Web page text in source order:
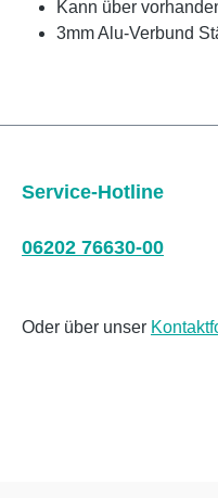
Kann über
3mm Alu-Verbund
Service-Hotline
06202 76630-00
Oder über unser